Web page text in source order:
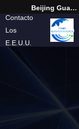
Beijing Guangtian Runze Technology Co., Ltd.
Contacto
Los
E.E.U.U.
Spanish